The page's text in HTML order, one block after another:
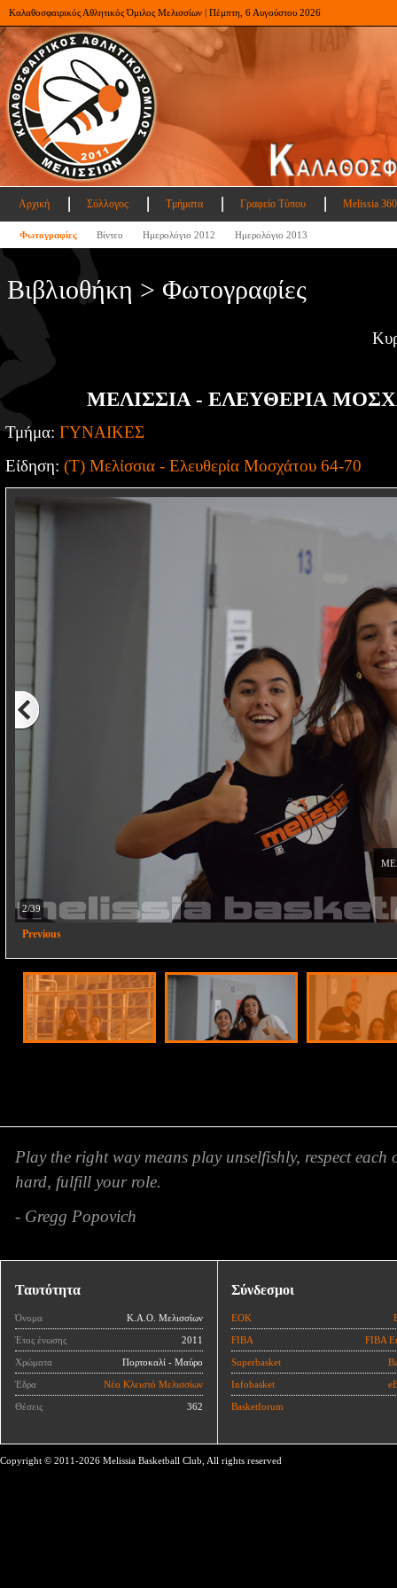
Καλαθοσφαιρικός Αθλητικός Όμιλος Μελισσίων | Πέμπτη, 6 Αυγούστου 2026
Αρχική Σύλλογος Τμήματα Γραφείο Τύπου Melissia
Φωτογραφίες Βίντεο Ημερολόγιο 2012 Ημερολόγιο 2013
Βιβλιοθήκη > Φωτογραφίες
ΜΕΛΙΣΣΙΑ - ΕΛΕΥΘΕΡΙΑ
Τμήμα: ΓΥΝΑΙΚΕΣ
Είδηση: (Τ) Μελίσσια - Ελευθερία Μοσχάτου 64-70
2/39
Previous
Play the right way means play unselfishly, respect each
hard, fulfill your role.
- Gregg Popovich
Ταυτότητα
Όνομα Κ.Α.Ο. Μελισσίων
Έτος ένωσης 2011
Χρώματα Πορτοκαλί - Μαύρο
Έδρα Νέο Κλειστό Μελισσίων
Θέσεις 362
Σύνδεσμοι
ΕΟΚ
FIBA FIBA
Superbasket
Infobasket
Basketforum
Copyright © 2011-2026 Melissia Basketball Club, All rights reserved